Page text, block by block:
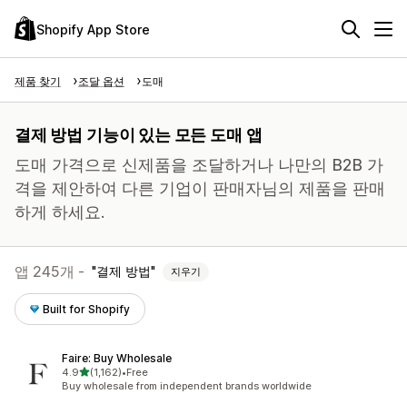
Shopify App Store
제품 찾기 조달 옵션 도매
결제 방법 기능이 있는 모든 도매 앱
도매 가격으로 신제품을 조달하거나 나만의 B2B 가
격을 제안하여 다른 기업이 판매자님의 제품을 판매
하게 하세요.
앱 245개 - 결제 방법 지우기
Built for Shopify
Faire: Buy Wholesale
4.9별 5개 중
(1,162)
총 리뷰 1162개
•Free
Buy wholesale from independent brands worldwide